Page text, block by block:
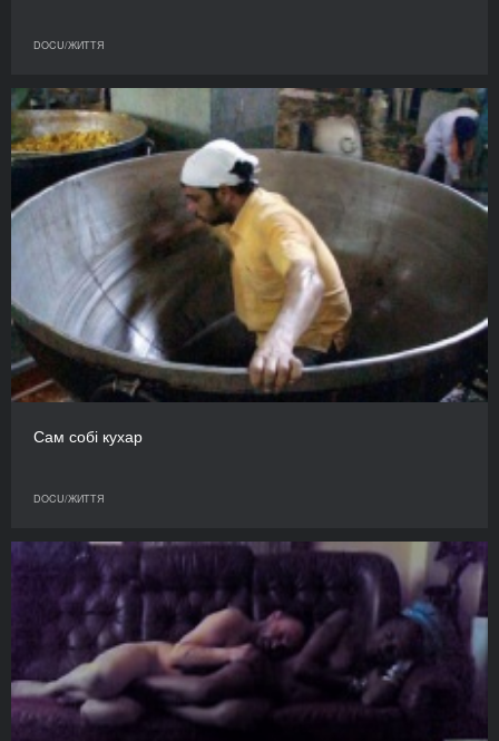
DOCU/ЖИТТЯ
Сам собі кухар
DOCU/ЖИТТЯ